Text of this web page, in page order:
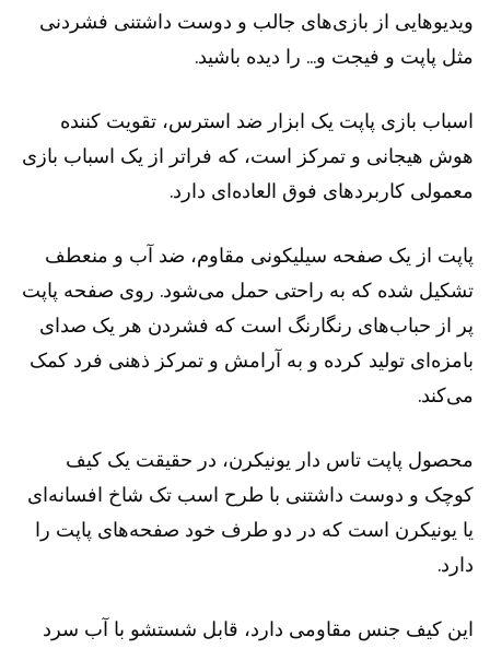
ویدیوهایی از بازی‌های جالب و دوست داشتنی فشردنی
مثل پاپت و فیجت و… را دیده باشید.
اسباب بازی پاپت یک ابزار ضد استرس، تقویت کننده
هوش هیجانی و تمرکز است، که فراتر از یک اسباب بازی
معمولی کاربردهای فوق العاده‌ای دارد.
پاپت از یک صفحه سیلیکونی مقاوم، ضد آب و منعطف
تشکیل شده که به راحتی حمل می‌شود. روی صفحه پاپت
پر از حباب‌های رنگارنگ است که فشردن هر یک صدای
بامزه‌ای تولید کرده و به آرامش و تمرکز ذهنی فرد کمک
می‌کند.
محصول پاپت تاس دار یونیکرن، در حقیقت یک کیف
کوچک و دوست داشتنی با طرح اسب تک شاخ افسانه‌ای
یا یونیکرن است که در دو طرف خود صفحه‌های پاپت را
دارد.
این کیف جنس مقاومی دارد، قابل شستشو با آب سرد